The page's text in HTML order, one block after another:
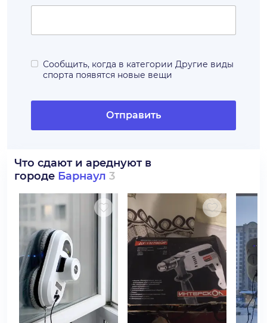
Сообщить, когда в категории Другие виды
спорта появятся новые вещи
Отправить
Что сдают и ареднуют в
городе Барнаул 3